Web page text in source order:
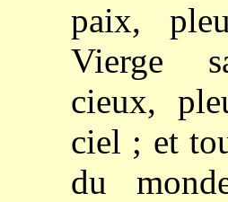
paix,
Vierge
cieux,
ciel ; et
du